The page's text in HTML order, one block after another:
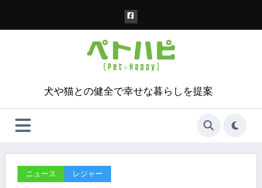
犬や猫との健全で幸せな暮らしを提案
ニュース レジャー